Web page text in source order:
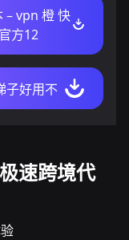
– vpn 橙 快
方12
子好用不
速跨境代